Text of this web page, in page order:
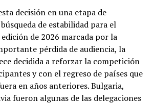
decisión en una etapa de
de estabilidad para el
de 2026 marcada por la
pérdida de audiencia, la
decidida a reforzar la competición
y con el regreso de países que
en años anteriores. Bulgaria,
fueron algunas de las delegaciones